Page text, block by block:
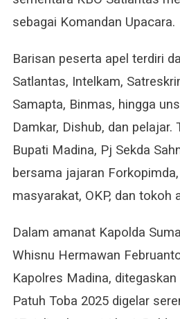
sebagai Komandan Upacara.
Barisan peserta apel terdiri
Satlantas, Intelkam,
Samapta, Binmas, hingga
Damkar, Dishub, dan pelajar.
Bupati Madina, Pj Sekda
bersama jajaran
masyarakat, OKP, dan tokoh
Dalam amanat Kapolda
Whisnu Hermawan
Kapolres Madina,
Patuh Toba 2025 digelar